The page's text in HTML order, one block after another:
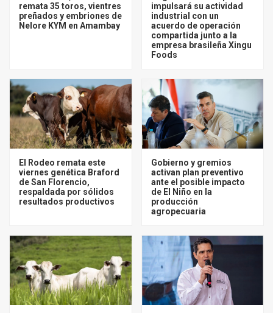
remata 35 toros, vientres
preñados y embriones de
Nelore KYM en Amambay
impulsará su actividad
industrial con un
acuerdo de operación
compartida junto a la
empresa brasileña Xingu
Foods
El Rodeo remata este
viernes genética Braford
de San Florencio,
respaldada por sólidos
resultados productivos
Gobierno y gremios
activan plan preventivo
ante el posible impacto
de El Niño en la
producción
agropecuaria